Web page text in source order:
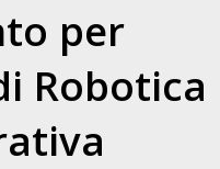
per
Robotica